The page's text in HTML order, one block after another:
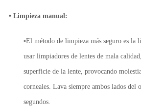
• Limpieza manual:
▪El método de limpieza más seguro es la
usar limpiadores de lentes de mala
superficie de la lente, provocando
corneales. Lava siempre ambos lados del
segundos.